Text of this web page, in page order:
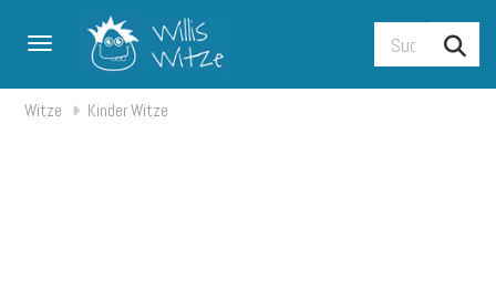
Toggle navigation
Witze Kinder Witze